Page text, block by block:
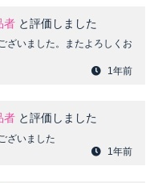
者 と評価しました
ざいました。またよろしくお
1年前
者 と評価しました
ざいました
1年前